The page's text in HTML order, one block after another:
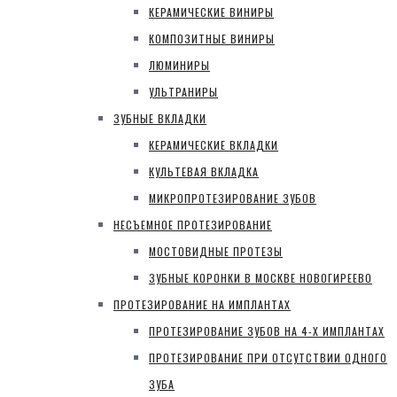
КЕРАМИЧЕСКИЕ ВИНИРЫ
КОМПОЗИТНЫЕ ВИНИРЫ
ЛЮМИНИРЫ
УЛЬТРАНИРЫ
ЗУБНЫЕ ВКЛАДКИ
КЕРАМИЧЕСКИЕ ВКЛАДКИ
КУЛЬТЕВАЯ ВКЛАДКА
МИКРОПРОТЕЗИРОВАНИЕ ЗУБОВ
НЕСЪЕМНОЕ ПРОТЕЗИРОВАНИЕ
МОСТОВИДНЫЕ ПРОТЕЗЫ
ЗУБНЫЕ КОРОНКИ В МОСКВЕ НОВОГИРЕЕВО
ПРОТЕЗИРОВАНИЕ НА ИМПЛАНТАХ
ПРОТЕЗИРОВАНИЕ ЗУБОВ НА 4-Х ИМПЛАНТАХ
ПРОТЕЗИРОВАНИЕ ПРИ ОТСУТСТВИИ ОДНОГО
ЗУБА